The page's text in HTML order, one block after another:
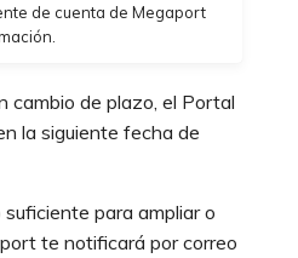
de cuenta de Megaport
cambio de plazo, el Portal
la siguiente fecha de
para ampliar o
te notificará por correo